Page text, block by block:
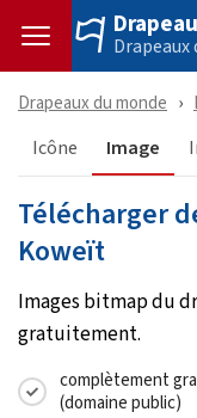
Drapeaux
Drapeaux du monde
Icône Image
Télécharger
Koweït
Images bitmap du
gratuitement.
complètement
(domaine public)